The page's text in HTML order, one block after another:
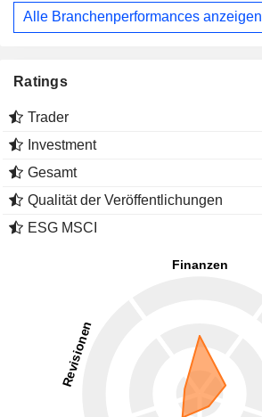
Alle Branchenperformances anzeigen
Ratings
Trader
Investment
Gesamt
Qualität der Veröffentlichungen
ESG MSCI